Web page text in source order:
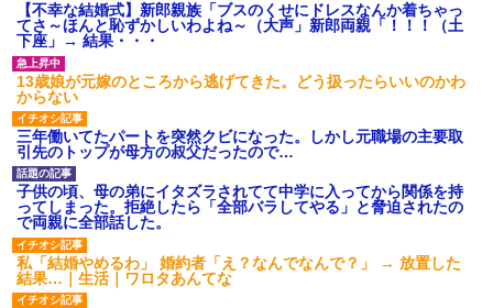
【不幸な結婚式】新郎親族「ブスのくせにドレスなんか着ちゃっ
てさ～ほんと恥ずかしいわよね～（大声」新郎両親「！！！（土
下座」→ 結果・・・
13歳娘が元嫁のところから逃げてきた。どう扱ったらいいのかわ
からない
三年働いてたパートを突然クビになった。しかし元職場の主要取
引先のトップが母方の叔父だったので…
子供の頃、母の弟にイタズラされてて中学に入ってから関係を持
ってしまった。拒絶したら「全部バラしてやる」と脅迫されたの
で両親に全部話した。
私「結婚やめるわ」 婚約者「え？なんでなんで？」 → 放置した
結果…｜生活｜ワロタあんてな